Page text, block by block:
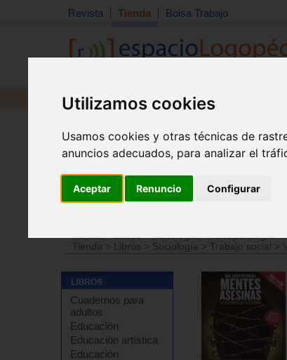
Utilizamos cookies
Usamos cookies y otras técnicas de
anuncios adecuados, para analizar el
Aceptar Renuncio Configurar
Revista Tienda Bolsa Trabajo
Revista Libros Material
Tienda
> Libros > Sociología > Trabajo social >
Cuadernos para
adultos
Educación
Educación artística
Educación